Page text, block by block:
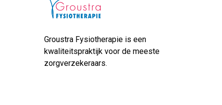
Groustra Fysiotherapie is een
kwaliteitspraktijk voor de meeste
zorgverzekeraars.